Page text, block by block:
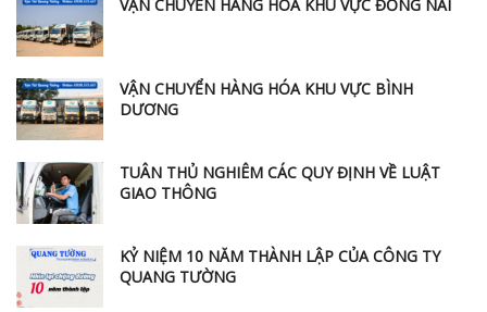
VẬN CHUYỂN HÀNG HÓA KHU VỰC ĐỒNG NAI
VẬN CHUYỂN HÀNG HÓA KHU VỰC BÌNH
DƯƠNG
TUÂN THỦ NGHIÊM CÁC QUY ĐỊNH VỀ LUẬT
GIAO THÔNG
KỶ NIỆM 10 NĂM THÀNH LẬP CỦA CÔNG TY
QUANG TƯỜNG